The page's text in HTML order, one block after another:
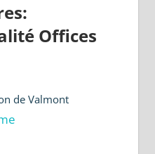
Offices
de Valmont